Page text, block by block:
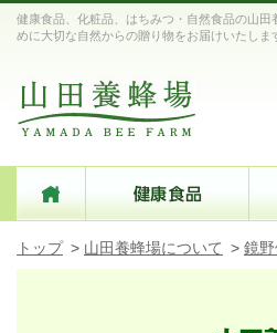
健康食品、化粧品、はちみつ・自然食品の山田
めに大切な自然からの贈り物をお届けいたしま
トップ > 山田養蜂場について > 鏡野